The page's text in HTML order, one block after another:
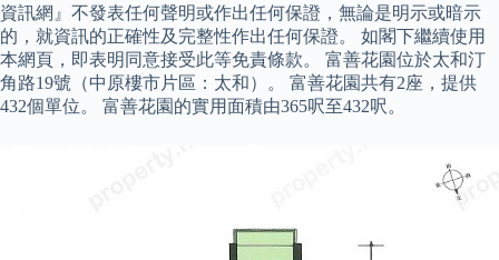
資訊網』不發表任何聲明或作出任何保證，無論是明示或暗示
的，就資訊的正確性及完整性作出任何保證。 如閣下繼續使用
本網頁，即表明同意接受此等免責條款。 富善花園位於太和汀
角路19號（中原樓市片區：太和）。 富善花園共有2座，提供
432個單位。 富善花園的實用面積由365呎至432呎。